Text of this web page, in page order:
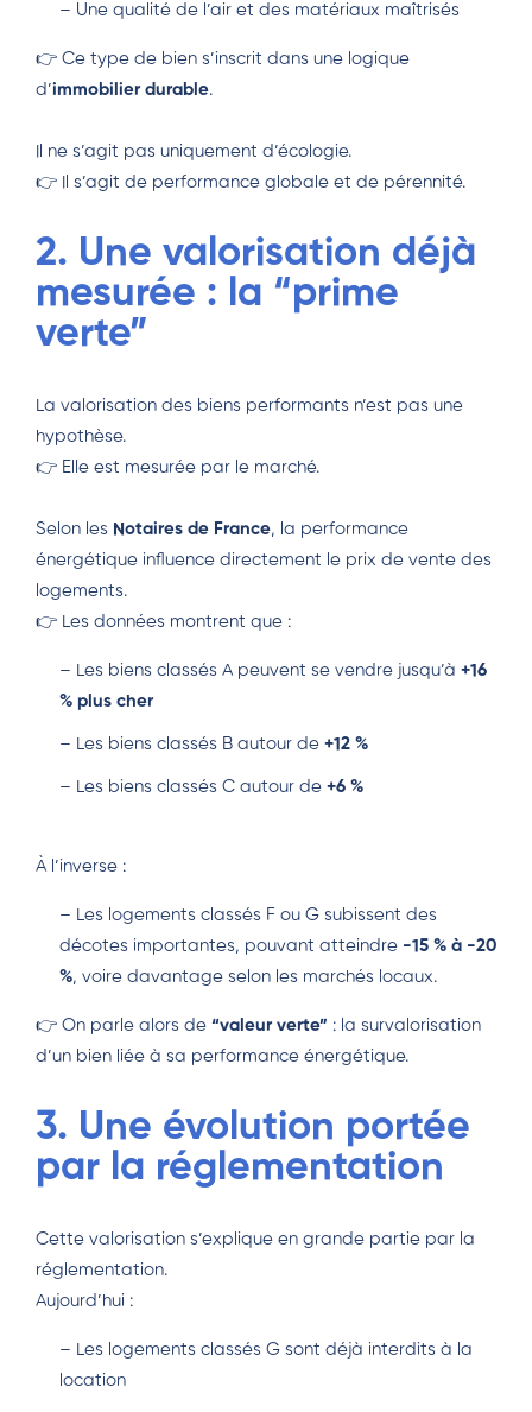
– Une qualité de l’air et des matériaux maîtrisés
👉 Ce type de bien s’inscrit dans une logique
d’immobilier durable.
Il ne s’agit pas uniquement d’écologie.
👉 Il s’agit de performance globale et de pérennité.
2. Une valorisation déjà
mesurée : la “prime
verte”
La valorisation des biens performants n’est pas une
hypothèse.
👉 Elle est mesurée par le marché.
Selon les Notaires de France, la performance
énergétique influence directement le prix de vente des
logements.
👉 Les données montrent que :
– Les biens classés A peuvent se vendre jusqu’à +16
% plus cher
– Les biens classés B autour de +12 %
– Les biens classés C autour de +6 %
À l’inverse :
– Les logements classés F ou G subissent des
décotes importantes, pouvant atteindre -15 % à -20
%, voire davantage selon les marchés locaux.
👉 On parle alors de “valeur verte” : la survalorisation
d’un bien liée à sa performance énergétique.
3. Une évolution portée
par la réglementation
Cette valorisation s’explique en grande partie par la
réglementation.
Aujourd’hui :
– Les logements classés G sont déjà interdits à la
location